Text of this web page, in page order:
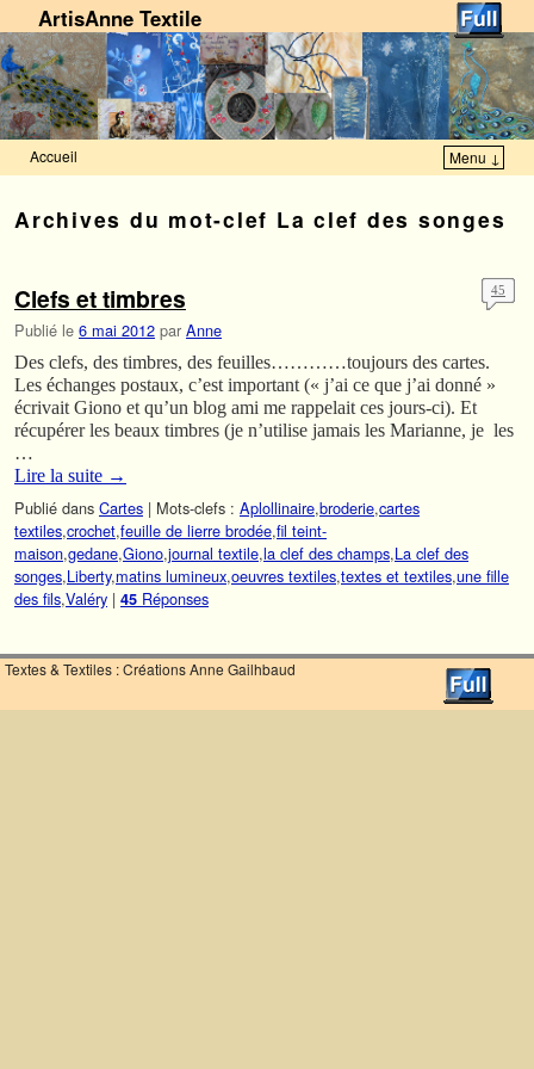
ArtisAnne Textile
Accueil Menu ↓
Archives du mot-clef La clef des songes
Clefs et timbres
Publié le 6 mai 2012 par Anne
45
Des clefs, des timbres, des feuilles…………toujours des cartes.
Les échanges postaux, c’est important (« j’ai ce que j’ai donné »
écrivait Giono et qu’un blog ami me rappelait ces jours-ci). Et
récupérer les beaux timbres (je n’utilise jamais les Marianne, je les
…
Lire la suite →
Publié dans Cartes | Mots-clefs : Aplollinaire,broderie,cartes
textiles,crochet,feuille de lierre brodée,fil teint-
maison,gedane,Giono,journal textile,la clef des champs,La clef des
songes,Liberty,matins lumineux,oeuvres textiles,textes et textiles,une fille
des fils,Valéry | 45 Réponses
Textes & Textiles : Créations Anne Gailhbaud